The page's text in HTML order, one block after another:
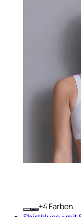
+ Farben